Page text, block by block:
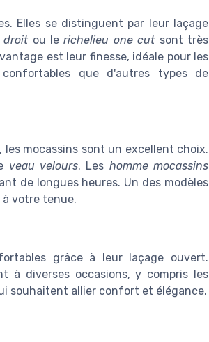
Elles se distinguent par leur laçage
droitou lerichelieu one cutsont très
est leur finesse, idéale pour les
que d'autres types de
mocassins sont un excellent choix.
veau velours. Les homme mocassins
de longues heures. Un des modèles
votre tenue.
grâce à leur laçage ouvert.
à diverses occasions, y compris les
souhaitent allier confort et élégance.